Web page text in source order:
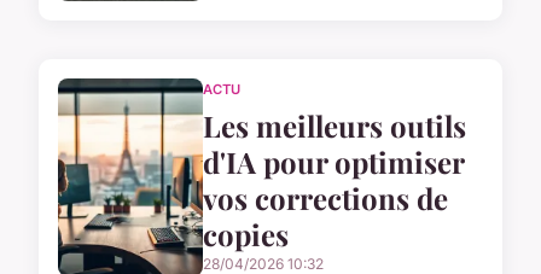
ACTU
Les meilleurs outils
d'IA pour optimiser
vos corrections de
copies
28/04/2026 10:32